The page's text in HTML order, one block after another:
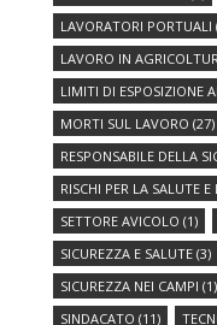
LAVORATORI PORTUALI
LAVORO IN
LIMITI DI ESPOSIZIONE
MORTI SUL LAVORO (27)
RESPONSABILE DELLA
RISCHI PER LA SALUTE
SETTORE AVICOLO (1)
SICUREZZA E SALUTE (3)
SICUREZZA NEI CAMPI (1)
SINDACATO (11)